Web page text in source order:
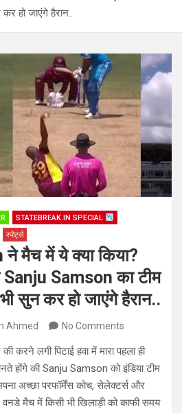
हो जाएंगे हैरान..
STATEBREAK.IN SPECIAL
स्पोर्ट्स
मैच में ये क्या किया?
Sanju Samson का टीम
सुन कर हो जाएंगे हैरान..
Ahmed No Comments
लगी पिटाई हवा में मारा पहला ही
होंगे की Sanju Samson को इंडिया टीम
अच्छा परफॉर्मेंस कोच, सेलेक्टर्स और
मैच में किसी भी खिलाड़ी को काफी समय